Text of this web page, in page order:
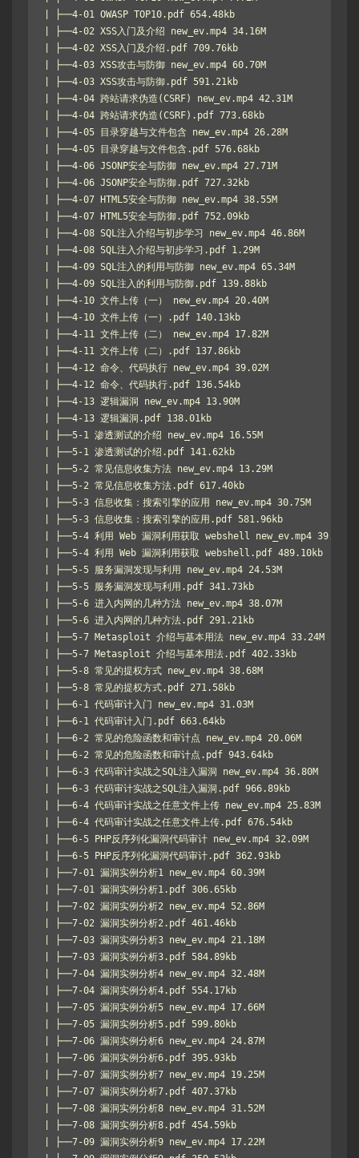
| ├──4-01 OWASP TOP10.pdf 654.48kb
| ├──4-02 XSS入门及介绍 new_ev.mp4 34.16M
| ├──4-02 XSS入门及介绍.pdf 709.76kb
| ├──4-03 XSS攻击与防御 new_ev.mp4 60.70M
| ├──4-03 XSS攻击与防御.pdf 591.21kb
| ├──4-04 跨站请求伪造(CSRF) new_ev.mp4 42.31M
| ├──4-04 跨站请求伪造(CSRF).pdf 773.68kb
| ├──4-05 目录穿越与文件包含 new_ev.mp4 26.28M
| ├──4-05 目录穿越与文件包含.pdf 576.68kb
| ├──4-06 JSONP安全与防御 new_ev.mp4 27.71M
| ├──4-06 JSONP安全与防御.pdf 727.32kb
| ├──4-07 HTML5安全与防御 new_ev.mp4 38.55M
| ├──4-07 HTML5安全与防御.pdf 752.09kb
| ├──4-08 SQL注入介绍与初步学习 new_ev.mp4 46.86M
| ├──4-08 SQL注入介绍与初步学习.pdf 1.29M
| ├──4-09 SQL注入的利用与防御 new_ev.mp4 65.34M
| ├──4-09 SQL注入的利用与防御.pdf 139.88kb
| ├──4-10 文件上传（一） new_ev.mp4 20.40M
| ├──4-10 文件上传（一）.pdf 140.13kb
| ├──4-11 文件上传（二） new_ev.mp4 17.82M
| ├──4-11 文件上传（二）.pdf 137.86kb
| ├──4-12 命令、代码执行 new_ev.mp4 39.02M
| ├──4-12 命令、代码执行.pdf 136.54kb
| ├──4-13 逻辑漏洞 new_ev.mp4 13.90M
| ├──4-13 逻辑漏洞.pdf 138.01kb
| ├──5-1 渗透测试的介绍 new_ev.mp4 16.55M
| ├──5-1 渗透测试的介绍.pdf 141.62kb
| ├──5-2 常见信息收集方法 new_ev.mp4 13.29M
| ├──5-2 常见信息收集方法.pdf 617.40kb
| ├──5-3 信息收集：搜索引擎的应用 new_ev.mp4 30.75M
| ├──5-3 信息收集：搜索引擎的应用.pdf 581.96kb
| ├──5-4 利用 Web 漏洞利用获取 webshell new_ev.mp4 39.32M
| ├──5-4 利用 Web 漏洞利用获取 webshell.pdf 489.10kb
| ├──5-5 服务漏洞发现与利用 new_ev.mp4 24.53M
| ├──5-5 服务漏洞发现与利用.pdf 341.73kb
| ├──5-6 进入内网的几种方法 new_ev.mp4 38.07M
| ├──5-6 进入内网的几种方法.pdf 291.21kb
| ├──5-7 Metasploit 介绍与基本用法 new_ev.mp4 33.24M
| ├──5-7 Metasploit 介绍与基本用法.pdf 402.33kb
| ├──5-8 常见的提权方式 new_ev.mp4 38.68M
| ├──5-8 常见的提权方式.pdf 271.58kb
| ├──6-1 代码审计入门 new_ev.mp4 31.03M
| ├──6-1 代码审计入门.pdf 663.64kb
| ├──6-2 常见的危险函数和审计点 new_ev.mp4 20.06M
| ├──6-2 常见的危险函数和审计点.pdf 943.64kb
| ├──6-3 代码审计实战之SQL注入漏洞 new_ev.mp4 36.80M
| ├──6-3 代码审计实战之SQL注入漏洞.pdf 966.89kb
| ├──6-4 代码审计实战之任意文件上传 new_ev.mp4 25.83M
| ├──6-4 代码审计实战之任意文件上传.pdf 676.54kb
| ├──6-5 PHP反序列化漏洞代码审计 new_ev.mp4 32.09M
| ├──6-5 PHP反序列化漏洞代码审计.pdf 362.93kb
| ├──7-01 漏洞实例分析1 new_ev.mp4 60.39M
| ├──7-01 漏洞实例分析1.pdf 306.65kb
| ├──7-02 漏洞实例分析2 new_ev.mp4 52.86M
| ├──7-02 漏洞实例分析2.pdf 461.46kb
| ├──7-03 漏洞实例分析3 new_ev.mp4 21.18M
| ├──7-03 漏洞实例分析3.pdf 584.89kb
| ├──7-04 漏洞实例分析4 new_ev.mp4 32.48M
| ├──7-04 漏洞实例分析4.pdf 554.17kb
| ├──7-05 漏洞实例分析5 new_ev.mp4 17.66M
| ├──7-05 漏洞实例分析5.pdf 599.80kb
| ├──7-06 漏洞实例分析6 new_ev.mp4 24.87M
| ├──7-06 漏洞实例分析6.pdf 395.93kb
| ├──7-07 漏洞实例分析7 new_ev.mp4 19.25M
| ├──7-07 漏洞实例分析7.pdf 407.37kb
| ├──7-08 漏洞实例分析8 new_ev.mp4 31.52M
| ├──7-08 漏洞实例分析8.pdf 454.59kb
| ├──7-09 漏洞实例分析9 new_ev.mp4 17.22M